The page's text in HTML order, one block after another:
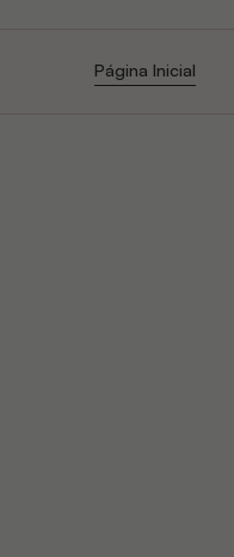
Página Inicial